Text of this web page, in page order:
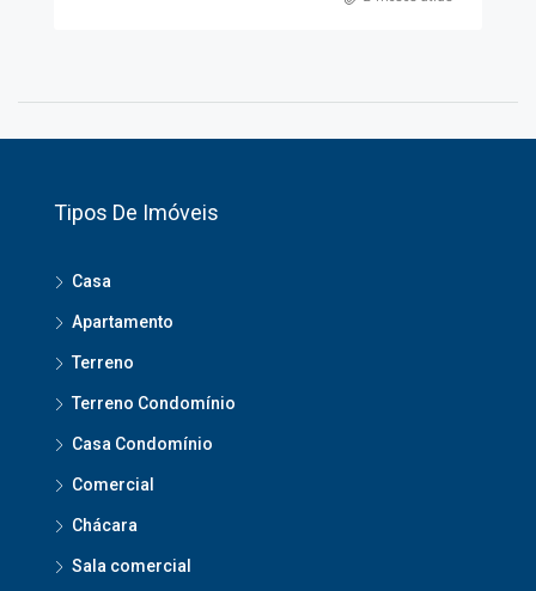
Tipos De Imóveis
Casa
Apartamento
Terreno
Terreno Condomínio
Casa Condomínio
Comercial
Chácara
Sala comercial